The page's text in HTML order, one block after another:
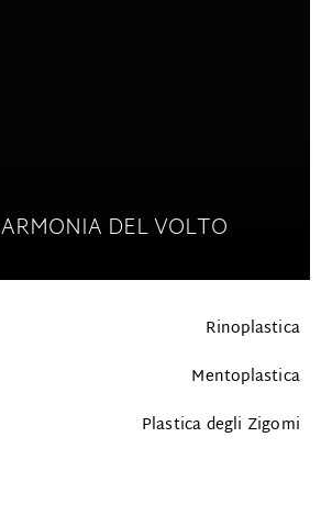
ARMONIA DEL VOLTO
Rinoplastica
Mentoplastica
Plastica degli Zigomi